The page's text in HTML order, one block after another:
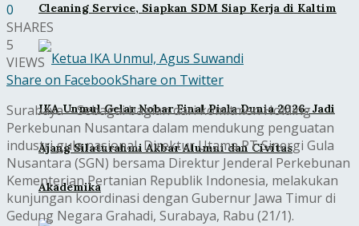
Cleaning Service, Siapkan SDM Siap Kerja di Kaltim
IKA Unmul Gelar Nobar Final Piala Dunia 2026, Jadi
Ajang Silaturahmi Akbar Alumni dan Civitas
Akademika
0
SHARES
5
VIEWS
Share on FacebookShare on Twitter
Surabaya – Sebagai bagian dari komitmen Holding
Perkebunan Nusantara dalam mendukung penguatan
industri gula nasional, Direktur Utama PT Sinergi Gula
Nusantara (SGN) bersama Direktur Jenderal Perkebunan
Kementerian Pertanian Republik Indonesia, melakukan
kunjungan koordinasi dengan Gubernur Jawa Timur di
Gedung Negara Grahadi, Surabaya, Rabu (21/1).